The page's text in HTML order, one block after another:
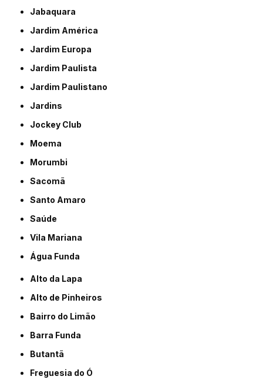
Jabaquara
Jardim América
Jardim Europa
Jardim Paulista
Jardim Paulistano
Jardins
Jockey Club
Moema
Morumbi
Sacomã
Santo Amaro
Saúde
Vila Mariana
Água Funda
Alto da Lapa
Alto de Pinheiros
Bairro do Limão
Barra Funda
Butantã
Freguesia do Ó